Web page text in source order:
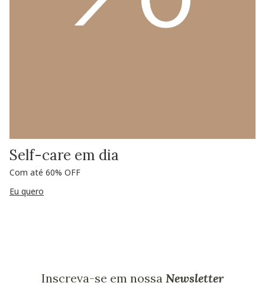
Self-care em dia
Com até 60% OFF
Eu quero
Inscreva-se em nossa Newsletter